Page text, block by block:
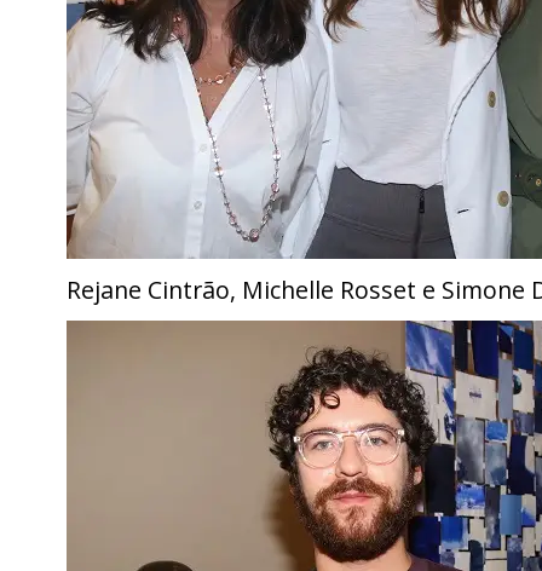
Rejane Cintrão, Michelle Rosset e Simone